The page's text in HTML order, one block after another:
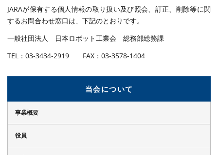
JARAが保有する個人情報の取り扱い及び照会、訂正、削除等に関
するお問合わせ窓口は、下記のとおりです。
一般社団法人 日本ロボット工業会 総務部総務課
TEL：03-3434-2919 FAX：03-3578-1404
当会について
事業概要
役員